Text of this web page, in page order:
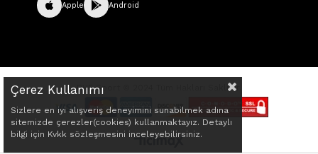
Apple Android
BVE Sport © 2024 Tüm Hakları Saklıdır.
Çerez Kullanımı
Sizlere en iyi alışveriş deneyimini sunabilmek adına
sitemizde çerezler(cookies) kullanmaktayız. Detaylı
bilgi için Kvkk sözleşmesini inceleyebilirsiniz.